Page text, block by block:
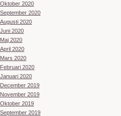
Oktober 2020
September 2020
Augusti 2020
Juni 2020
Maj 2020
April 2020
Mars 2020
Februari 2020
Januari 2020
December 2019
November 2019
Oktober 2019
September 2019